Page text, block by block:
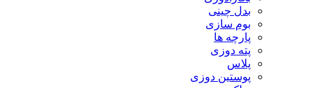
بدل چینی
بوم سازی
پارچه ها
پته دوزی
پلاس
پوستین دوزی